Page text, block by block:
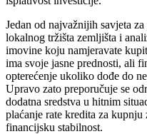
Jedan od najvažnijih savjeta
lokalnog tržišta zemljišta i
imovine koju namjeravate
ima svoje jasne prednosti, ali
opterećenje ukoliko dođe do
Upravo zato preporučuje se
dodatna sredstva u hitnim
plaćanje rate kredita za
financijsku stabilnost.